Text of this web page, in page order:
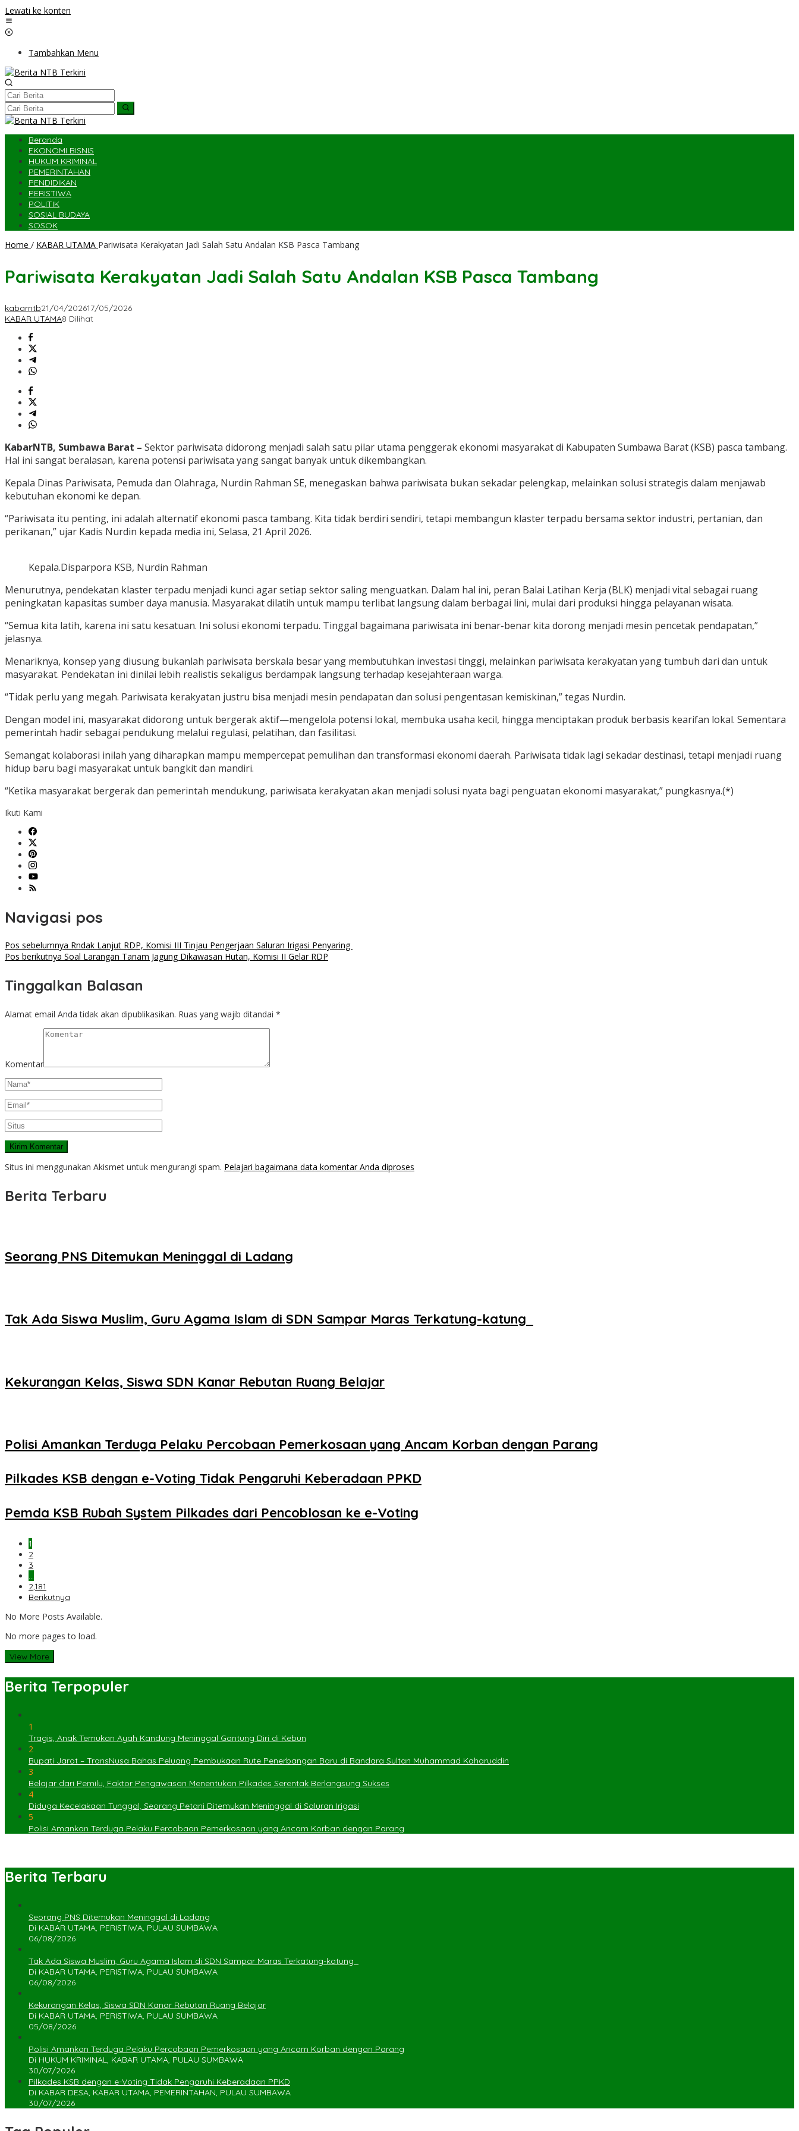
Lewati ke konten
Tambahkan Menu
Beranda
EKONOMI BISNIS
HUKUM KRIMINAL
PEMERINTAHAN
PENDIDIKAN
PERISTIWA
POLITIK
SOSIAL BUDAYA
SOSOK
Home / KABAR UTAMA Pariwisata Kerakyatan Jadi Salah Satu Andalan KSB Pasca Tambang
Pariwisata Kerakyatan Jadi Salah Satu Andalan KSB Pasca Tambang
kabarntb21/04/202617/05/2026
KABAR UTAMA8 Dilihat
KabarNTB, Sumbawa Barat – Sektor pariwisata didorong menjadi salah satu pilar utama penggerak ekonomi masyarakat di Kabupaten Sumbawa Barat (KSB) pasca tambang.
Hal ini sangat beralasan, karena potensi pariwisata yang sangat banyak untuk dikembangkan.
Kepala Dinas Pariwisata, Pemuda dan Olahraga, Nurdin Rahman SE, menegaskan bahwa pariwisata bukan sekadar pelengkap, melainkan solusi strategis dalam menjawab
kebutuhan ekonomi ke depan.
“Pariwisata itu penting, ini adalah alternatif ekonomi pasca tambang. Kita tidak berdiri sendiri, tetapi membangun klaster terpadu bersama sektor industri, pertanian, dan
perikanan,” ujar Kadis Nurdin kepada media ini, Selasa, 21 April 2026.
Kepala.Disparpora KSB, Nurdin Rahman
Menurutnya, pendekatan klaster terpadu menjadi kunci agar setiap sektor saling menguatkan. Dalam hal ini, peran Balai Latihan Kerja (BLK) menjadi vital sebagai ruang
peningkatan kapasitas sumber daya manusia. Masyarakat dilatih untuk mampu terlibat langsung dalam berbagai lini, mulai dari produksi hingga pelayanan wisata.
“Semua kita latih, karena ini satu kesatuan. Ini solusi ekonomi terpadu. Tinggal bagaimana pariwisata ini benar-benar kita dorong menjadi mesin pencetak pendapatan,”
jelasnya.
Menariknya, konsep yang diusung bukanlah pariwisata berskala besar yang membutuhkan investasi tinggi, melainkan pariwisata kerakyatan yang tumbuh dari dan untuk
masyarakat. Pendekatan ini dinilai lebih realistis sekaligus berdampak langsung terhadap kesejahteraan warga.
“Tidak perlu yang megah. Pariwisata kerakyatan justru bisa menjadi mesin pendapatan dan solusi pengentasan kemiskinan,” tegas Nurdin.
Dengan model ini, masyarakat didorong untuk bergerak aktif—mengelola potensi lokal, membuka usaha kecil, hingga menciptakan produk berbasis kearifan lokal. Sementara
pemerintah hadir sebagai pendukung melalui regulasi, pelatihan, dan fasilitasi.
Semangat kolaborasi inilah yang diharapkan mampu mempercepat pemulihan dan transformasi ekonomi daerah. Pariwisata tidak lagi sekadar destinasi, tetapi menjadi ruang
hidup baru bagi masyarakat untuk bangkit dan mandiri.
“Ketika masyarakat bergerak dan pemerintah mendukung, pariwisata kerakyatan akan menjadi solusi nyata bagi penguatan ekonomi masyarakat,” pungkasnya.(*)
Ikuti Kami
Navigasi pos
Pos sebelumnya Rndak Lanjut RDP, Komisi III Tinjau Pengerjaan Saluran Irigasi Penyaring ‎
Pos berikutnya Soal Larangan Tanam Jagung Dikawasan Hutan, Komisi II Gelar RDP
Tinggalkan Balasan
Alamat email Anda tidak akan dipublikasikan. Ruas yang wajib ditandai *
Komentar
Situs ini menggunakan Akismet untuk mengurangi spam. Pelajari bagaimana data komentar Anda diproses
Berita Terbaru
Seorang PNS Ditemukan Meninggal di Ladang
Tak Ada Siswa Muslim, Guru Agama Islam di SDN Sampar Maras Terkatung-katung ‎
Kekurangan Kelas, Siswa SDN Kanar Rebutan Ruang Belajar
Polisi Amankan Terduga Pelaku Percobaan Pemerkosaan yang Ancam Korban dengan Parang
Pilkades KSB dengan e-Voting Tidak Pengaruhi Keberadaan PPKD
Pemda KSB Rubah System Pilkades dari Pencoblosan ke e-Voting
1
2
3
…
2,181
Berikutnya
No More Posts Available.
No more pages to load.
View More
Berita Terpopuler
1
Tragis, Anak Temukan Ayah Kandung Meninggal Gantung Diri di Kebun
2
Bupati Jarot – TransNusa Bahas Peluang Pembukaan Rute Penerbangan Baru di Bandara Sultan Muhammad Kaharuddin
3
Belajar dari Pemilu, Faktor Pengawasan Menentukan Pilkades Serentak Berlangsung Sukses
4
Diduga Kecelakaan Tunggal, Seorang Petani Ditemukan Meninggal di Saluran Irigasi
5
Polisi Amankan Terduga Pelaku Percobaan Pemerkosaan yang Ancam Korban dengan Parang
Berita Terbaru
Seorang PNS Ditemukan Meninggal di Ladang
Di KABAR UTAMA, PERISTIWA, PULAU SUMBAWA
06/08/2026
Tak Ada Siswa Muslim, Guru Agama Islam di SDN Sampar Maras Terkatung-katung ‎
Di KABAR UTAMA, PERISTIWA, PULAU SUMBAWA
06/08/2026
Kekurangan Kelas, Siswa SDN Kanar Rebutan Ruang Belajar
Di KABAR UTAMA, PERISTIWA, PULAU SUMBAWA
05/08/2026
Polisi Amankan Terduga Pelaku Percobaan Pemerkosaan yang Ancam Korban dengan Parang
Di HUKUM KRIMINAL, KABAR UTAMA, PULAU SUMBAWA
30/07/2026
Pilkades KSB dengan e-Voting Tidak Pengaruhi Keberadaan PPKD
Di KABAR DESA, KABAR UTAMA, PEMERINTAHAN, PULAU SUMBAWA
30/07/2026